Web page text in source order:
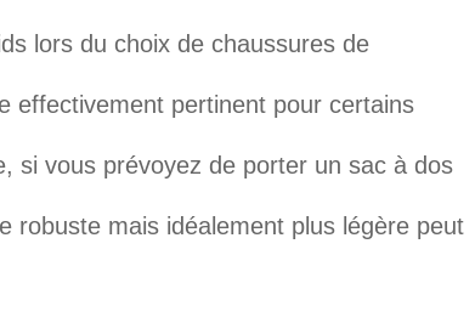
lors du choix de chaussures de
effectivement pertinent pour certains
si vous prévoyez de porter un sac à dos
robuste mais idéalement plus légère peut